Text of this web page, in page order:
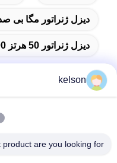
دیزل ژنراتور مگا بی
دیزل ژنراتور 50 هرتز 500 کیلو وات کامینز
آدرس
kelson
are you looking for?